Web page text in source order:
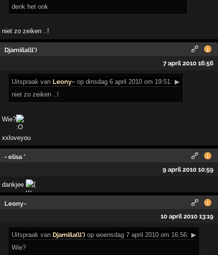
denk het ook
niet zo zeiken ..!
Djamiila(ll')
7 april 2010 16:56
Uitspraak van Leony~ op dinsdag 6 april 2010 om 19:51: ▶
niet zo zeiken ..!
Wie?
xxloveyou
- elisa *
9 april 2010 10:59
dankjee
Leony~
10 april 2010 13:19
Uitspraak van Djamiila(ll') op woensdag 7 april 2010 om 16:56: ▶
Wie?